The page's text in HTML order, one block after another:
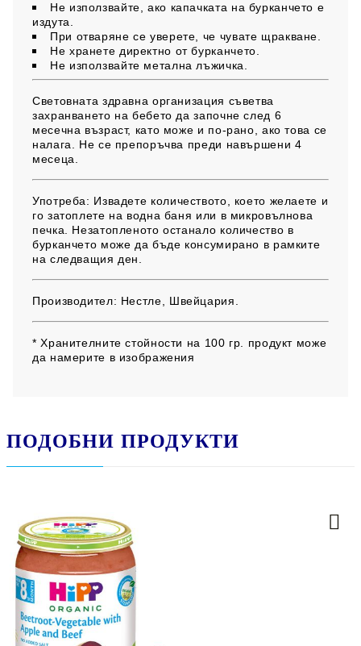
Не използвайте, ако капачката на бурканчето е
издута.
При отваряне се уверете, че чувате щракване.
Не хранете директно от бурканчето.
Не използвайте метална лъжичка.
Световната здравна организация съветва
захранването на бебето да започне след 6
месечна възраст, като може и по-рано, ако това се
налага. Не се препоръчва преди навършени 4
месеца.
Употреба: Извадете количеството, което желаете и
го затоплете на водна баня или в микровълнова
печка. Незатопленото останало количество в
бурканчето може да бъде консумирано в рамките
на следващия ден.
Производител: Нестле, Швейцария.
* Хранителните стойности на 100 гр. продукт може
да намерите в изображения
ПОДОБНИ ПРОДУКТИ